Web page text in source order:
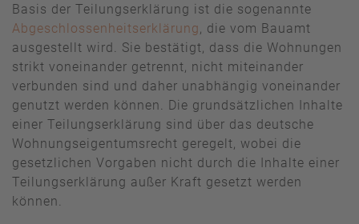
Basis der Teilungserklärung ist die sogenannte
Abgeschlossenheitserklärung
, die vom Bauamt
ausgestellt wird. Sie bestätigt, dass die Wohnungen
strikt voneinander getrennt, nicht miteinander
verbunden sind und daher unabhängig voneinander
genutzt werden können. Die grundsätzlichen Inhalte
einer Teilungserklärung sind über das deutsche
Wohnungseigentumsrecht geregelt, wobei die
gesetzlichen Vorgaben nicht durch die Inhalte einer
Teilungserklärung außer Kraft gesetzt werden
können.